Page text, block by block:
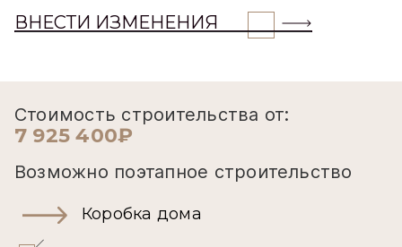
ВНЕСТИ ИЗМЕНЕНИЯ
Стоимость строительства от:
7 925 400₽
Возможно поэтапное строительство
Коробка дома